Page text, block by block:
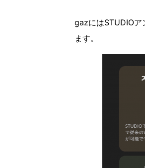
gazにはSTUDIOア
ます。